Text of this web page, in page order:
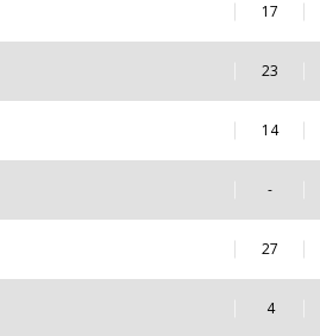
17
23
14
-
27
4